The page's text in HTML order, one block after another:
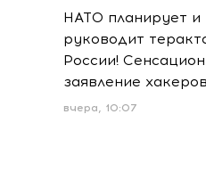
НАТО планирует и
руководит
России!
заявление хакеров
вчера, 10:07